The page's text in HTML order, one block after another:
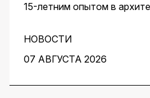
15-летним опытом в
кондитеров — показал,
архитектору ускорить
от чистого листа до
НОВОСТИ
07 АВГУСТА 2026